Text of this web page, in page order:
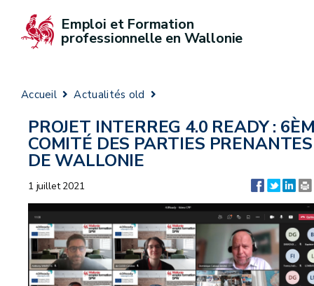
Emploi et Formation
professionnelle en Wallonie
Accueil Actualités old
PROJET INTERREG 4.0 READY :
COMITÉ DES PARTIES PRENANTES
DE WALLONIE
1 juillet 2021